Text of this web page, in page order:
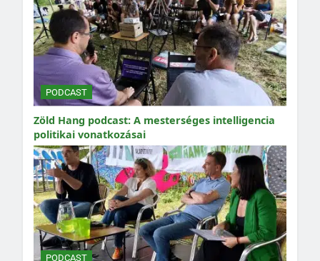
PODCAST
Zöld Hang podcast: A mesterséges intelligencia
politikai vonatkozásai
PODCAST